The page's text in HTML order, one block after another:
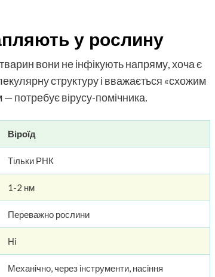
у рослину
вони не інфікують напряму, хоча є
структуру і вважається «схожим
потребує вірусу-помічника.
Віроїд
Тільки РНК
1-2 нм
Переважно рослини
Ні
Механічно, через інструменти, насіння